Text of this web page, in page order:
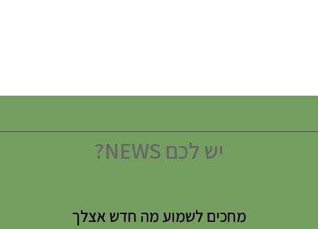
יש לכם NEWS?
מחכים לשמוע מה חדש אצלך